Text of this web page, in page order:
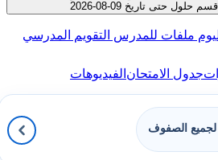
حتى تاريخ 09-08-2026
ملفات للمدرسالتقويم المدرسي
جدول الامتحانالفيديوهات
الصفوف